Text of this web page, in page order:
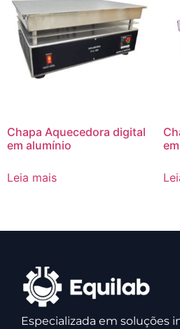
Chapa Aquecedora digital
em alumínio
Leia mais
Especializada em soluções